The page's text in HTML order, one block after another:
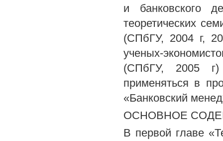
и банковского
теоретических
(СПбГУ, 2004 г,
ученых-
(СПбГУ, 2005 г)
применяться в
«Банковский
ОСНОВНОЕ
В первой главе